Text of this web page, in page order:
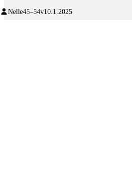
Nelle45–54v10.1.2025